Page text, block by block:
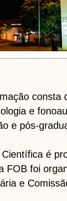
consta
e
e pós-
é
FOB foi
e